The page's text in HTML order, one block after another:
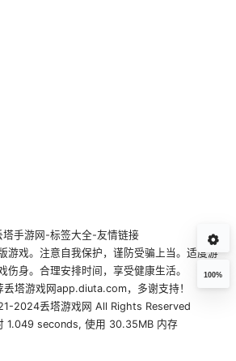
100%
塔手游网 -标签大全-友情链接
游戏。注意自我保护，谨防受骗上当。适度游
伤身。合理安排时间，享受健康生活。
塔游戏网app.diuta.com，多谢支持！
2024丢塔游戏网 All Rights Reserved
1.049 seconds, 使用 30.35MB 内存